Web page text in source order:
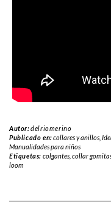
Autor:delriomerino
Publicado en:collares y anillos ,
Manualidades para niños
Etiquetas: colgantes, collar
loom